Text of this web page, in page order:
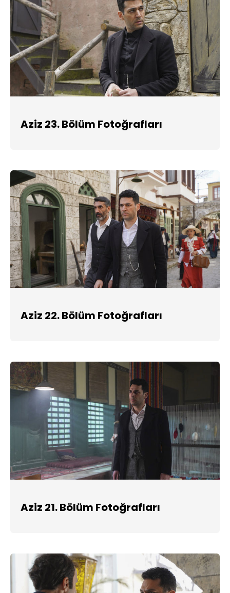
Aziz 23. Bölüm Fotoğrafları
Aziz 22. Bölüm Fotoğrafları
Aziz 21. Bölüm Fotoğrafları